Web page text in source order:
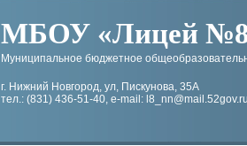
МБОУ «Лицей №8
Муниципальное бюджетное
г. Нижний Новгород, ул, Пискунова, 35А
тел.: (831) 436-51-40, e-mail: